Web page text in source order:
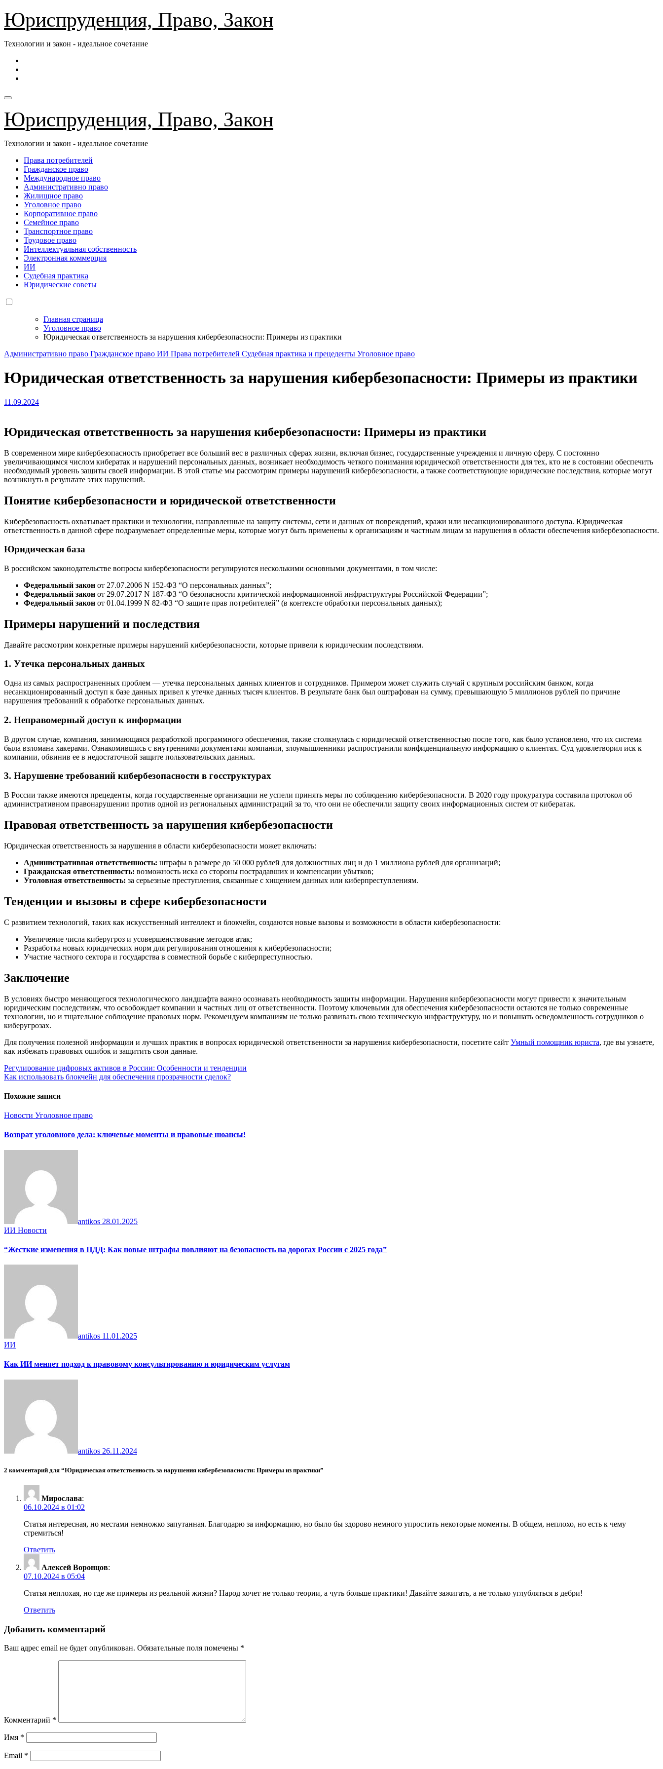
Перейти
содержимому
Юриспруденция, Право, Закон
Технологии и закон - идеальное сочетание
Юриспруденция, Право, Закон
Технологии и закон - идеальное сочетание
Права потребителей
Гражданское право
Международное право
Административно право
Жилищное право
Уголовное право
Корпоративное право
Семейное право
Транспортное право
Трудовое право
Интеллектуальная собственность
Электронная коммерция
ИИ
Судебная практика
Юридические советы
Главная страница
Уголовное право
Юридическая ответственность за нарушения кибербезопасности: Примеры из практики
Административно право Гражданское право ИИ Права потребителей Судебная практика и прецеденты Уголовное право
Юридическая ответственность за нарушения кибербезопасности: Примеры из практики
11.09.2024
Юридическая ответственность за нарушения кибербезопасности: Примеры из практики
В современном мире кибербезопасность приобретает все больший вес в различных сферах жизни, включая бизнес, государственные учреждения и личную сферу. С постоянно
увеличивающимся числом кибератак и нарушений персональных данных, возникает необходимость четкого понимания юридической ответственности для тех, кто не в состоянии обеспечить
необходимый уровень защиты своей информации. В этой статье мы рассмотрим примеры нарушений кибербезопасности, а также соответствующие юридические последствия, которые могут
возникнуть в результате этих нарушений.
Понятие кибербезопасности и юридической ответственности
Кибербезопасность охватывает практики и технологии, направленные на защиту системы, сети и данных от повреждений, кражи или несанкционированного доступа. Юридическая
ответственность в данной сфере подразумевает определенные меры, которые могут быть применены к организациям и частным лицам за нарушения в области обеспечения кибербезопасности.
Юридическая база
В российском законодательстве вопросы кибербезопасности регулируются несколькими основными документами, в том числе:
Федеральный закон от 27.07.2006 N 152-ФЗ “О персональных данных”;
Федеральный закон от 29.07.2017 N 187-ФЗ “О безопасности критической информационной инфраструктуры Российской Федерации”;
Федеральный закон от 01.04.1999 N 82-ФЗ “О защите прав потребителей” (в контексте обработки персональных данных);
Примеры нарушений и последствия
Давайте рассмотрим конкретные примеры нарушений кибербезопасности, которые привели к юридическим последствиям.
1. Утечка персональных данных
Одна из самых распространенных проблем — утечка персональных данных клиентов и сотрудников. Примером может служить случай с крупным российским банком, когда
несанкционированный доступ к базе данных привел к утечке данных тысяч клиентов. В результате банк был оштрафован на сумму, превышающую 5 миллионов рублей по причине
нарушения требований к обработке персональных данных.
2. Неправомерный доступ к информации
В другом случае, компания, занимающаяся разработкой программного обеспечения, также столкнулась с юридической ответственностью после того, как было установлено, что их система
была взломана хакерами. Ознакомившись с внутренними документами компании, злоумышленники распространили конфиденциальную информацию о клиентах. Суд удовлетворил иск к
компании, обвинив ее в недостаточной защите пользовательских данных.
3. Нарушение требований кибербезопасности в госструктурах
В России также имеются прецеденты, когда государственные организации не успели принять меры по соблюдению кибербезопасности. В 2020 году прокуратура составила протокол об
административном правонарушении против одной из региональных администраций за то, что они не обеспечили защиту своих информационных систем от кибератак.
Правовая ответственность за нарушения кибербезопасности
Юридическая ответственность за нарушения в области кибербезопасности может включать:
Административная ответственность: штрафы в размере до 50 000 рублей для должностных лиц и до 1 миллиона рублей для организаций;
Гражданская ответственность: возможность иска со стороны пострадавших и компенсации убытков;
Уголовная ответственность: за серьезные преступления, связанные с хищением данных или киберпреступлениям.
Тенденции и вызовы в сфере кибербезопасности
С развитием технологий, таких как искусственный интеллект и блокчейн, создаются новые вызовы и возможности в области кибербезопасности:
Увеличение числа киберугроз и усовершенствование методов атак;
Разработка новых юридических норм для регулирования отношения к кибербезопасности;
Участие частного сектора и государства в совместной борьбе с киберпреступностью.
Заключение
В условиях быстро меняющегося технологического ландшафта важно осознавать необходимость защиты информации. Нарушения кибербезопасности могут привести к значительным
юридическим последствиям, что освобождает компании и частных лиц от ответственности. Поэтому ключевыми для обеспечения кибербезопасности остаются не только современные
технологии, но и тщательное соблюдение правовых норм. Рекомендуем компаниям не только развивать свою техническую инфраструктуру, но и повышать осведомленность сотрудников о
киберугрозах.
Для получения полезной информации и лучших практик в вопросах юридической ответственности за нарушения кибербезопасности, посетите сайт Умный помощник юриста, где вы узнаете,
как избежать правовых ошибок и защитить свои данные.
Навигация
по
записям
Регулирование цифровых активов в России: Особенности и тенденции
Как использовать блокчейн для обеспечения прозрачности сделок?
Похожие записи
Новости Уголовное право
Возврат уголовного дела: ключевые моменты и правовые нюансы!
antikos 28.01.2025
ИИ Новости
“Жесткие изменения в ПДД: Как новые штрафы повлияют на безопасность на дорогах России с 2025 года”
antikos 11.01.2025
ИИ
Как ИИ меняет подход к правовому консультированию и юридическим услугам
antikos 26.11.2024
2 комментарий для “Юридическая ответственность за нарушения кибербезопасности: Примеры из практики”
Мирослава:
06.10.2024 в 01:02
Статья интересная, но местами немножко запутанная. Благодарю за информацию, но было бы здорово немного упростить некоторые моменты. В общем, неплохо, но есть к чему
стремиться!
Ответить
Алексей Воронцов:
07.10.2024 в 05:04
Статья неплохая, но где же примеры из реальной жизни? Народ хочет не только теории, а чуть больше практики! Давайте зажигать, а не только углубляться в дебри!
Ответить
Добавить комментарий
Ваш адрес email не будет опубликован. Обязательные поля помечены *
Комментарий *
Имя *
Email *